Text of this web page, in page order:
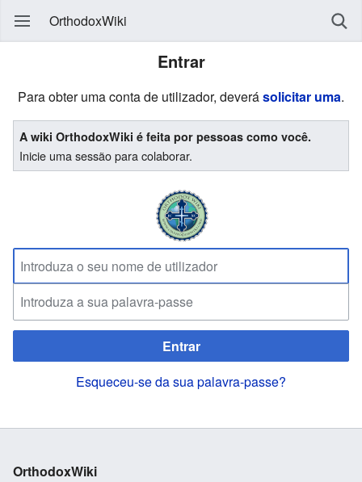
OrthodoxWiki
Entrar
Para obter uma conta de utilizador, deverásolicitar uma.
A wiki OrthodoxWiki é feita por pessoas como você.
Inicie uma sessão para colaborar.
Entrar
Esqueceu-se da sua palavra-passe?
OrthodoxWiki